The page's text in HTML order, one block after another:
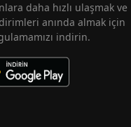
daha hızlı ulaşmak ve
anında almak için
indirin.